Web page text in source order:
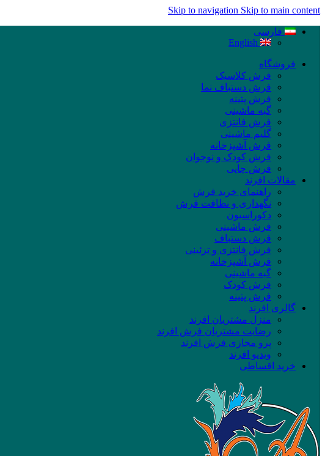
Skip to navigation Skip to main content
فارسی
English
فروشگاه
فرش کلاسیک
فرش دستباف نما
فرش پتینه
گبه ماشینی
فرش فانتزی
گلیم ماشینی
فرش آشپزخانه
فرش کودک و نوجوان
فرش چاپی
مقالات افرند
راهنمای خرید فرش
نگهداری و نظافت فرش
دکوراسیون
فرش ماشینی
فرش دستباف
فرش فانتزی و تزئینی
فرش آشپزخانه
گبه ماشینی
فرش کودک
فرش پتینه
گالری افرند
منزل مشتریان افرند
رضایت مشتریان فرش افرند
پرو مجازی فرش افرند
ویدیو افرند
خرید اقساطی